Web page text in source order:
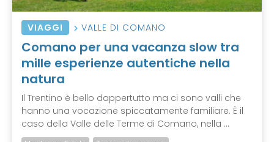
VIAGGI VALLE DI COMANO
Comano per una vacanza slow tra
mille esperienze autentiche nella
natura
Il Trentino è bello dappertutto ma ci sono valli che
hanno una vocazione spiccatamente familiare. È il
caso della Valle delle Terme di Comano, nella ...